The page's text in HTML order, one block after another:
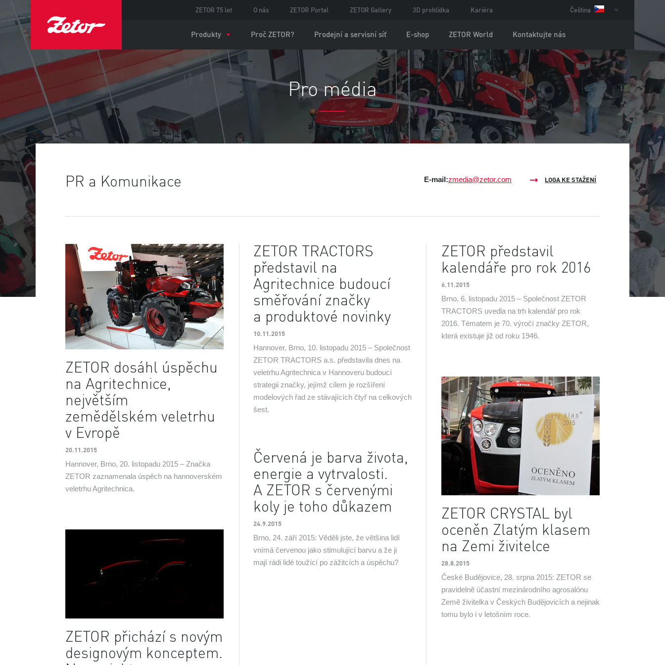
ZETOR 75 let O nás ZETOR Portal ZETOR Gallery 3D prohlídka Kariéra Čeština
Produkty Proč ZETOR? Prodejní a servisní síť E-shop ZETOR World Kontaktujte nás
Pro média
PR a Komunikace E-mail:zmedia@zetor.com LOGA KE STAŽENÍ
ZETOR dosáhl úspěchu
na Agritechnice,
největším
zemědělském veletrhu
v Evropě
20.11.2015
Hannover, Brno, 20. listopadu 2015 – Značka
ZETOR zaznamenala úspěch na hannoverském
veletrhu Agritechnica.
ZETOR přichází s novým
designovým konceptem.
ZETOR TRACTORS
představil na
Agritechnice budoucí
směřování značky
a produktové novinky
10.11.2015
Hannover, Brno, 10. listopadu 2015 – Společnost
ZETOR TRACTORS a.s. představila dnes na
veletrhu Agritechnica v Hannoveru budoucí
strategii značky, jejímž cílem je rozšíření
modelových řad ze stávajících čtyř na celkových
šest.
Červená je barva života,
energie a vytrvalosti.
A ZETOR s červenými
koly je toho důkazem
24.9.2015
Brno, 24. září 2015: Věděli jste, že většina lidí
vnímá červenou jako stimulující barvu a že ji
mají rádi lidé toužící po zážitcích a úspěchu?
ZETOR představil
kalendáře pro rok 2016
6.11.2015
Brno, 6. listopadu 2015 – Společnost ZETOR
TRACTORS uvedla na trh kalendář pro rok
2016. Tématem je 70. výročí značky ZETOR,
která existuje již od roku 1946.
ZETOR CRYSTAL byl
oceněn Zlatým klasem
na Zemi živitelce
28.8.2015
České Budějovice, 28. srpna 2015: ZETOR se
pravidelně účastní mezinárodního agrosalónu
Země živitelka v Českých Budějovicích a nejinak
tomu bylo i v letošním roce.